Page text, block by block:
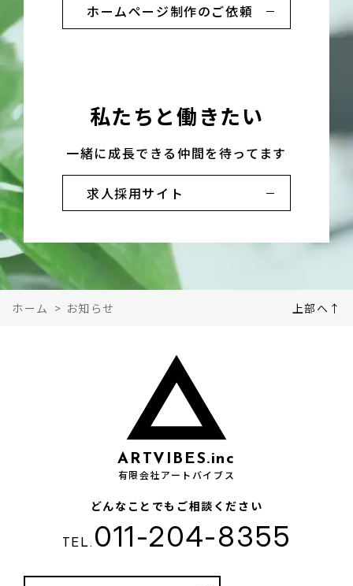
ホームページ制作のご依頼
私たちと働きたい
一緒に成長できる仲間を待ってます
求人採用サイト
ホーム > お知らせ 上部へ↑
ARTVIBES.inc
有限会社アートバイブス
どんなことでもご相談ください
TEL. 011-204-8355